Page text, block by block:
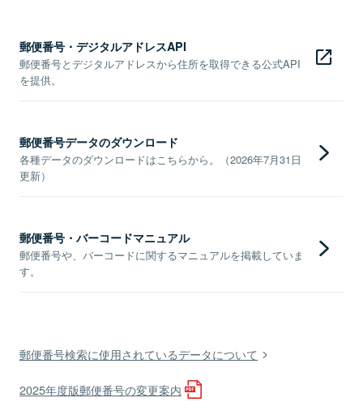
郵便番号・デジタルアドレスAPI
郵便番号とデジタルアドレスから住所を取得できる公式API
を提供。
郵便番号データのダウンロード
各種データのダウンロードはこちらから。（2026年7月31日
更新）
郵便番号・バーコードマニュアル
郵便番号や、バーコードに関するマニュアルを掲載していま
す。
郵便番号検索に使用されているデータについて
2025年度版郵便番号の変更案内